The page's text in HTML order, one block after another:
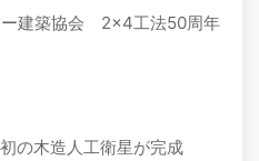
ー建築協会 2×4工法50周年
の木造人工衛星が完成